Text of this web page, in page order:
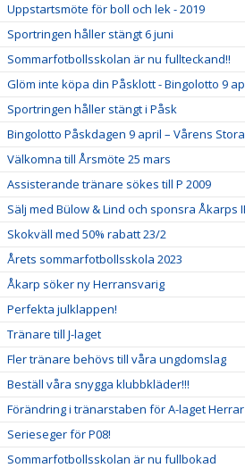
Uppstartsmöte för boll och lek - 2019
Sportringen håller stängt 6 juni
Sommarfotbollsskolan är nu fullteckand!!
Glöm inte köpa din Påsklott - Bingolotto 9
Sportringen håller stängt i Påsk
Bingolotto Påskdagen 9 april – Vårens
Välkomna till Årsmöte 25 mars
Assisterande tränare sökes till P 2009
Sälj med Bülow & Lind och sponsra Åkarps
Skokväll med 50% rabatt 23/2
Årets sommarfotbollsskola 2023
Åkarp söker ny Herransvarig
Perfekta julklappen!
Tränare till J-laget
Fler tränare behövs till våra ungdomslag
Beställ våra snygga klubbkläder!!!
Förändring i tränarstaben för A-laget Herrar
Serieseger för P08!
Sommarfotbollsskolan är nu fullbokad